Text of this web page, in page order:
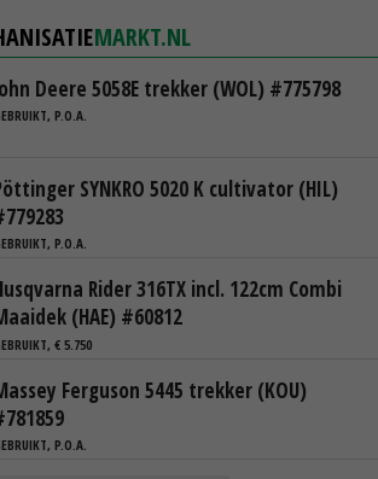
MARKT.NL
Deere 5058E trekker (WOL) #775798
P.O.A.
SYNKRO 5020 K cultivator (HIL)
P.O.A.
Rider 316TX incl. 122cm Combi
(HAE) #60812
€ 5.750
Ferguson 5445 trekker (KOU)
P.O.A.